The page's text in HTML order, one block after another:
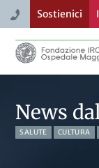
Sostienici
News
SALUTE CULTURA